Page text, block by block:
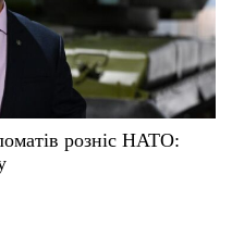
розніс НАТО: